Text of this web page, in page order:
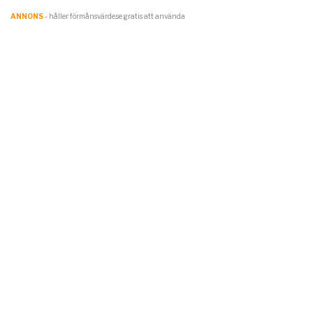
ANNONS- håller förmånsvärde.se gratis att använda